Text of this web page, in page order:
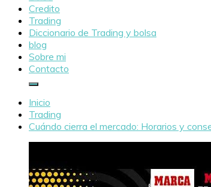
Credito
Trading
Diccionario de Trading y bolsa
blog
Sobre mi
Contacto
Inicio
Trading
Cuándo cierra el mercado: Horarios y